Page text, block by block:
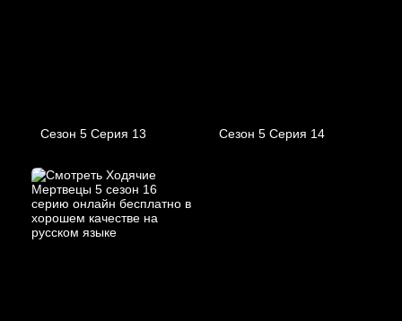
Сезон 5 Серия 13 Сезон 5 Серия 14